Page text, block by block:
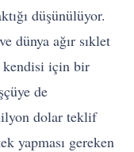
düşünülüyor.
dünya ağır sıklet
kendisi için bir
de
dolar teklif
yapması gereken